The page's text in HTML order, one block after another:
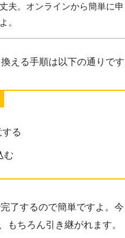
夫。オンラインから簡単に
。
える手順は以下の通りです
る
む
了するので簡単ですよ。
もちろん引き継がれます。